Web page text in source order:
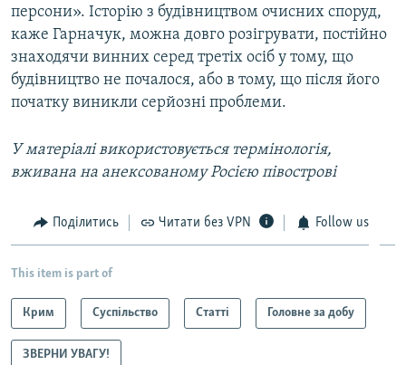
персони». Історію з будівництвом очисних споруд,
каже Гарначук, можна довго розігрувати, постійно
знаходячи винних серед третіх осіб у тому, що
будівництво не почалося, або в тому, що після його
початку виникли серйозні проблеми.
У матеріалі використовується термінологія,
вживана на анексованому Росією півострові
Поділитись Читати без VPN Follow us
This item is part of
Крим Суспільство Статті Головне за добу
ЗВЕРНИ УВАГУ!